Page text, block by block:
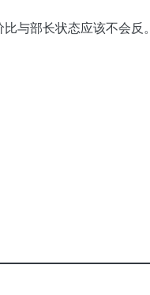
与部长状态应该不会反。